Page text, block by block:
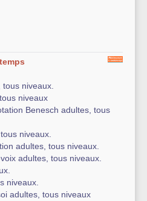
niveaux.
niveaux
Benesch adultes, tous
niveaux.
adultes, tous niveaux.
adultes, tous niveaux.
niveaux.
adultes, tous niveaux